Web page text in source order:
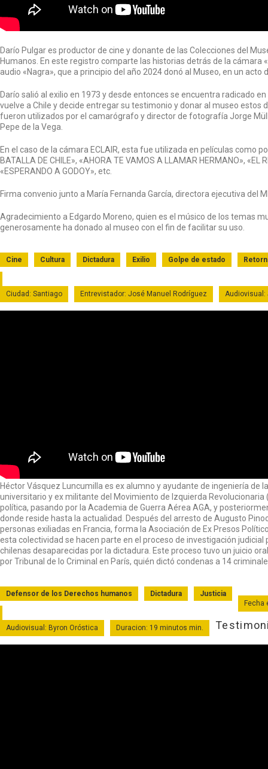
Darío Pulgar es productor de cine y donante de las Colecciones del
Humanos. En este registro comparte las historias detrás de la cámara
audio «Nagra», que a principio del año 2024 donó al Museo, en un
Darío salió al exilio en 1973 y desde entonces se encuentra radicado
vuelve a Chile y decide entregar su testimonio y donar al museo estos
fueron utilizados por el camarógrafo y director de fotografía Jorge
Pepe de la Vega.
En el caso de la cámara ECLAIR, esta fue utilizada en películas como
BATALLA DE CHILE», «AHORA TE VAMOS A LLAMAR HERMANO», «EL
«ESPERANDO A GODOY», etc.
Firma convenio junto a María Fernanda García, directora ejecutiva del
Agradecimiento a Edgardo Moreno, quien es el músico de los temas
generosamente ha donado al museo con el fin de facilitar su uso.
Cine Cultura Dictadura Exilio Golpe de estado
Ciudad: Santiago Entrevistador: José Manuel Rodríguez Audiovisual:
Héctor Vásquez Luncumilla es ex alumno y ayudante de ingeniería de
universitario y ex militante del Movimiento de Izquierda Revolucionaria
política, pasando por la Academia de Guerra Aérea AGA, y
donde reside hasta la actualidad. Después del arresto de Augusto
personas exiliadas en Francia, forma la Asociación de Ex Presos
esta colectividad se hacen parte en el proceso de investigación
chilenas desaparecidas por la dictadura. Este proceso tuvo un juicio
por Tribunal de lo Criminal en París, quién dictó condenas a 14
Defensor de los Derechos humanos Dictadura
Justicia
Fecha
Audiovisual: Byron Oróstica Duracion: 19 minutos min.